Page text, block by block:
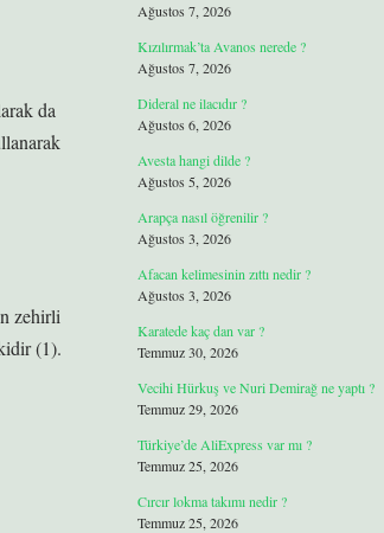
da
zehirli
(1).
Ağustos 7, 2026
Kızılırmak’ta Avanos nerede ?
Ağustos 7, 2026
Dideral ne ilacıdır ?
Ağustos 6, 2026
Avesta hangi dilde ?
Ağustos 5, 2026
Arapça nasıl öğrenilir ?
Ağustos 3, 2026
Afacan kelimesinin zıttı nedir ?
Ağustos 3, 2026
Karatede kaç dan var ?
Temmuz 30, 2026
Vecihi Hürkuş ve Nuri Demirağ ne yaptı ?
Temmuz 29, 2026
Türkiye’de AliExpress var mı ?
Temmuz 25, 2026
Cırcır lokma takımı nedir ?
Temmuz 25, 2026